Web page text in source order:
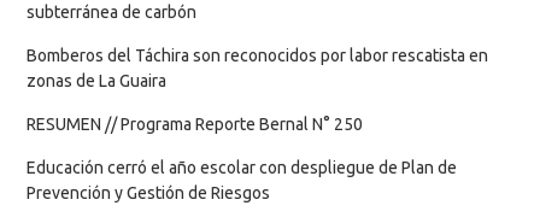
subterránea de carbón
Bomberos del Táchira son reconocidos por labor rescatista en
zonas de La Guaira
RESUMEN // Programa Reporte Bernal N° 250
Educación cerró el año escolar con despliegue de Plan de
Prevención y Gestión de Riesgos